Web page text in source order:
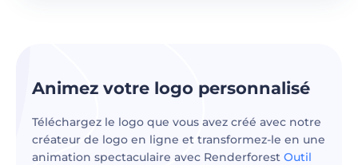
Animez votre logo personnalisé
Téléchargez le logo que vous avez créé avec notre
créateur de logo en ligne et transformez-le en une
animation spectaculaire avec Renderforest Outil